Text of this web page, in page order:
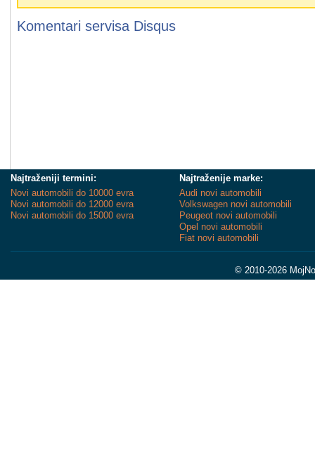
Komentari servisa Disqus
Najtraženiji termini:
Novi automobili do 10000 evra
Novi automobili do 12000 evra
Novi automobili do 15000 evra
Najtraženije marke:
Audi novi automobili
Volkswagen novi automobili
Peugeot novi automobili
Opel novi automobili
Fiat novi automobili
© 2010-2026